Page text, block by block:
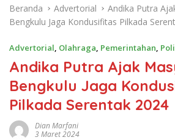
Beranda Advertorial
Andika Putra
Bengkulu Jaga Kondusifitas Pilkada
Advertorial, Olahraga, Pemerintahan,
Andika Putra Ajak
Bengkulu Jaga
Pilkada Serentak 2024
Dian Marfani
3 Maret 2024